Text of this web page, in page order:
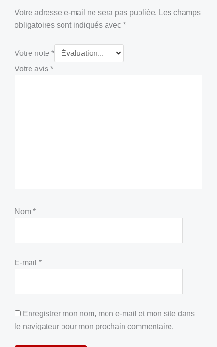
Votre adresse e-mail ne sera pas publiée. Les champs
obligatoires sont indiqués avec *
Votre note *
Votre avis *
Nom *
E-mail *
Enregistrer mon nom, mon e-mail et mon site dans
le navigateur pour mon prochain commentaire.